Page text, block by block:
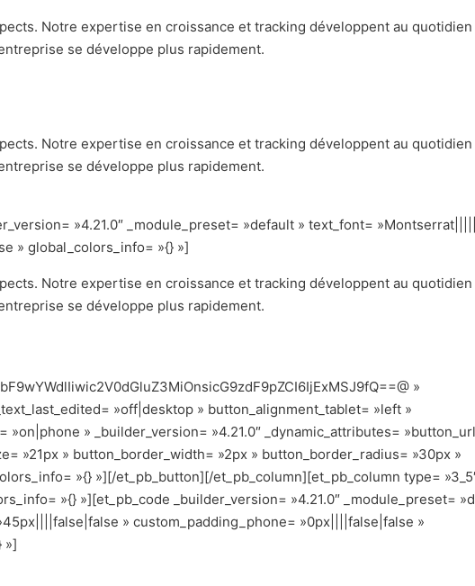
Notre expertise en croissance et tracking développent au quotidien
se développe plus rapidement.
Notre expertise en croissance et tracking développent au quotidien
se développe plus rapidement.
»4.21.0″ _module_preset= »default » text_font=
» global_colors_info= »{} »]
Notre expertise en croissance et tracking développent au quotidien
se développe plus rapidement.
»
»off|desktop » button_alignment_tablet= »left »
» _builder_version= »4.21.0″ _dynamic_attributes=
»21px » button_border_width= »2px » button_border_radius= »30px »
»{} »][/et_pb_button][/et_pb_column][et_pb_column type=
»{} »][et_pb_code _builder_version= »4.21.0″ _module_preset=
» custom_padding_phone= »0px||||false|false »
»]